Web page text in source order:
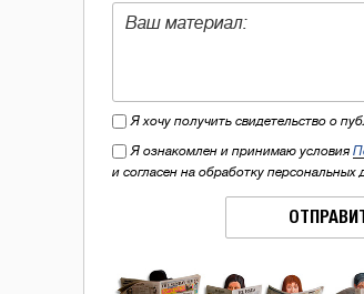
Я хочу получить свидетельство о
Я ознакомлен и принимаю условия
и согласен на обработку персональных